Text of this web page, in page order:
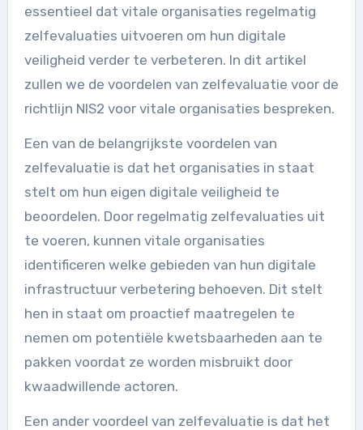
essentieel dat vitale organisaties regelmatig
zelfevaluaties uitvoeren om hun digitale
veiligheid verder te verbeteren. In dit artikel
zullen we de voordelen van zelfevaluatie voor de
richtlijn NIS2 voor vitale organisaties bespreken.
Een van de belangrijkste voordelen van
zelfevaluatie is dat het organisaties in staat
stelt om hun eigen digitale veiligheid te
beoordelen. Door regelmatig zelfevaluaties uit
te voeren, kunnen vitale organisaties
identificeren welke gebieden van hun digitale
infrastructuur verbetering behoeven. Dit stelt
hen in staat om proactief maatregelen te
nemen om potentiële kwetsbaarheden aan te
pakken voordat ze worden misbruikt door
kwaadwillende actoren.
Een ander voordeel van zelfevaluatie is dat het